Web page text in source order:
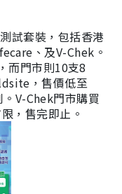
試套裝，包括香港
、及V-Chek。
而門市則10支8
，售價低至
V-Chek門市購買
，售完即止。